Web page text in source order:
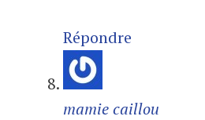
Répondre
mamie caillou